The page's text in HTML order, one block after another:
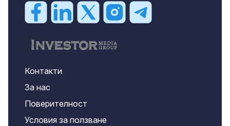
Контакти
За нас
Поверителност
Условия за ползване